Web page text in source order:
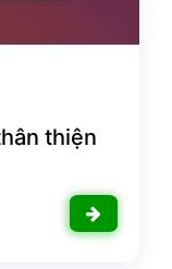
thiện